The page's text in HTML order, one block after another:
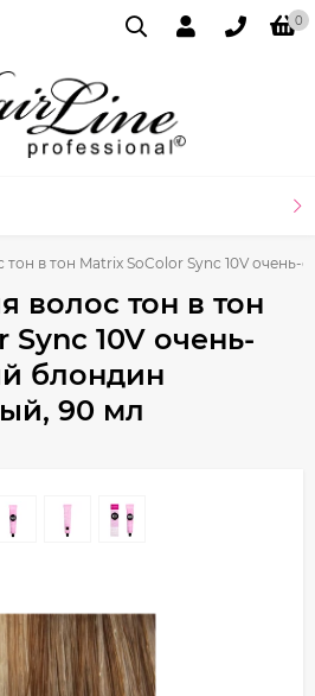
0
тон в тон Matrix SoColor Sync 10V
волос тон в тон
Sync 10V очень-
блондин
90 мл